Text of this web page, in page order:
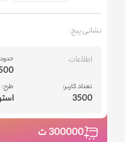
نشانی پیج:
اطلاعات
تعداد کاربر:
3500
طرح:
300000ت